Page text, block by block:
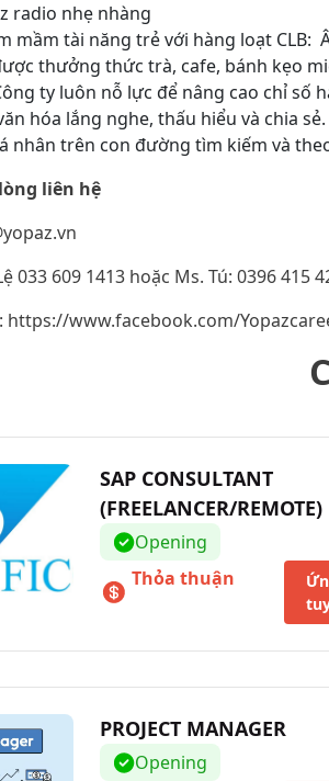
radio nhẹ nhàng
mầm tài năng trẻ với hàng loạt CLB:
thưởng thức trà, cafe, bánh kẹo
ty luôn nỗ lực để nâng cao chỉ số
hóa lắng nghe, thấu hiểu và chia
nhân trên con đường tìm kiếm và
liên hệ
033 609 1413 hoặc Ms. Tú: 0396 415
https://www.facebook.com/
SAP CONSULTANT
(FREELANCER/REMOTE)
Opening
Thỏa thuận
PROJECT MANAGER
Opening